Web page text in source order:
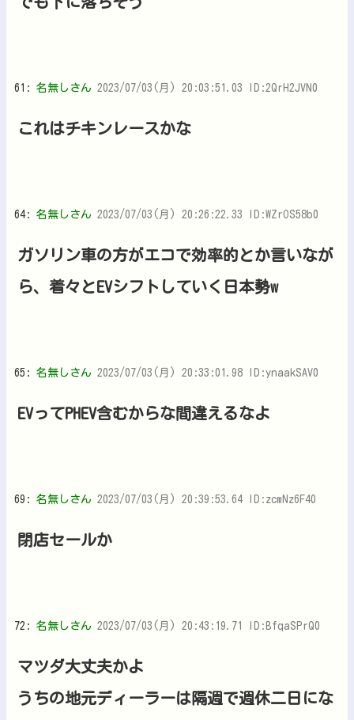
61: 名無しさん 2023/07/03(月) 20:03:51.03 ID:2QrH2JVN0
これはチキンレースかな
64: 名無しさん 2023/07/03(月) 20:26:22.33 ID:WZrOS58b0
ガソリン車の方がエコで効率的とか言いなが
ら、着々とEVシフトしていく日本勢w
65: 名無しさん 2023/07/03(月) 20:33:01.98 ID:ynaakSAV0
EVってPHEV含むからな間違えるなよ
69: 名無しさん 2023/07/03(月) 20:39:53.64 ID:zcmNz6F40
閉店セールか
72: 名無しさん 2023/07/03(月) 20:43:19.71 ID:BfqaSPrQ0
マツダ大丈夫かよ
うちの地元ディーラーは隔週で週休二日にな